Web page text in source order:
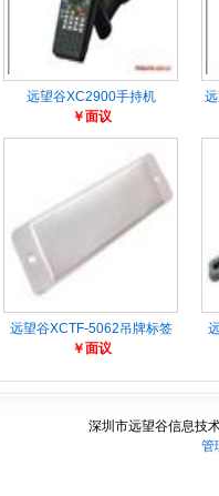
远望谷XC2900手持机
￥面议
远望谷XCTF-5062吊牌标签
￥面议
深圳市远望谷信息技
管